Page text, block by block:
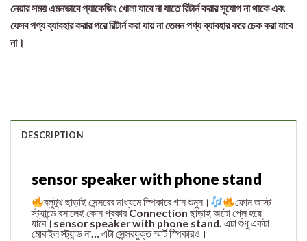
নেয়ার সময় এমনভাবে প্যাকেজিং খোলা যাবে না যাতে রিটার্ন করার সুযোগ না থাকে এবং
যেসব পণ্য ব্যাবহার করার পরে রিটার্ন করা যায় না তেমন পণ্য ব্যাবহার করে চেক করা যাবে
না।
DESCRIPTION
sensor speaker with phone stand
ব্লুটুথ ছাড়াই সেন্সরের মাধ্যমে স্পিকারে গান শুনুন।
ফোন জাস্ট
স্ট্যান্ডে বসালেই কোন প্রকার Connection ছাড়াই অটো প্লে হয়ে
যাবে।sensor speaker with phone stand. এটা শুধু একটা
মোবাইল স্ট্যান্ড না… এটা সেন্সরযুক্ত স্মার্ট স্পিকারও।